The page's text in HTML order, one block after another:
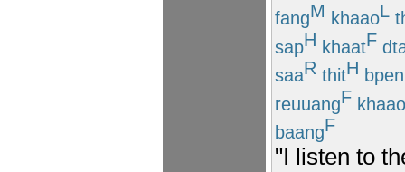
fangM khaaoL
sapH khaatF
saaR thitH bpen
reuuangF khaao
baangF
"I listen to